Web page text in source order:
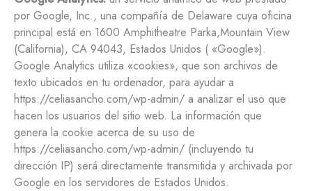
por Google, Inc., una compañía de Delaware cuya oficina
principal está en 1600 Amphitheatre Parka,Mountain View
(California), CA 94043, Estados Unidos ( «Google»).
Google Analytics utiliza «cookies», que son archivos de
texto ubicados en tu ordenador, para ayudar a
https://celiasancho.com/wp-admin/ a analizar el uso que
hacen los usuarios del sitio web. La información que
genera la cookie acerca de su uso de
https://celiasancho.com/wp-admin/ (incluyendo tu
dirección IP) será directamente transmitida y archivada por
Google en los servidores de Estados Unidos.